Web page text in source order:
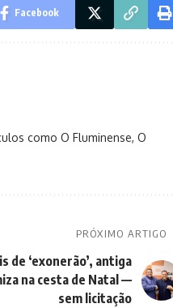
Facebook
como O Fluminense, O
PRÓXIMO ARTIGO
de ‘exonerão’, antiga
na cesta de Natal —
sem licitação